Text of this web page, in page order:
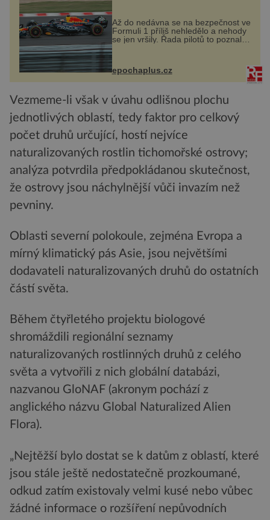
Až do nedávna se na bezpečnost ve
Formuli 1 příliš nehledělo a nehody
se jen vršily. Řada pilotů to poznala
na vlastní kůži, často s trvalými
následky nebo bohužel i ztrátou
života. Dnes nepochopiteln...
epochaplus.cz
Vezmeme-li však v úvahu odlišnou plochu
jednotlivých oblastí, tedy faktor pro celkový
počet druhů určující, hostí nejvíce
naturalizovaných rostlin tichomořské ostrovy;
analýza potvrdila předpokládanou skutečnost,
že ostrovy jsou náchylnější vůči invazím než
pevniny.
Oblasti severní polokoule, zejména Evropa a
mírný klimatický pás Asie, jsou největšími
dodavateli naturalizovaných druhů do ostatních
částí světa.
Během čtyřletého projektu biologové
shromáždili regionální seznamy
naturalizovaných rostlinných druhů z celého
světa a vytvořili z nich globální databázi,
nazvanou GloNAF (akronym pochází z
anglického názvu Global Naturalized Alien
Flora).
„Nejtěžší bylo dostat se k datům z oblastí, které
jsou stále ještě nedostatečně prozkoumané,
odkud zatím existovaly velmi kusé nebo vůbec
žádné informace o rozšíření nepůvodních